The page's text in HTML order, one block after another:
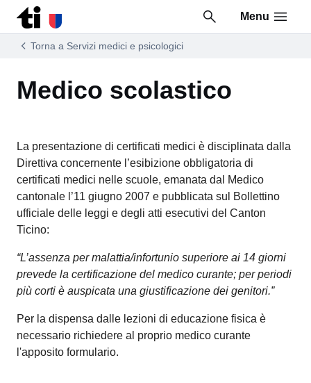
Vai al contenuto della pagina
Vai al piè di pagina
Menu
Torna a Servizi medici e psicologici
Medico scolastico
La presentazione di certificati medici è disciplinata dalla
Direttiva concernente l’esibizione obbligatoria di
certificati medici nelle scuole, emanata dal Medico
cantonale l’11 giugno 2007 e pubblicata sul Bollettino
ufficiale delle leggi e degli atti esecutivi del Canton
Ticino:
“L’assenza per malattia/infortunio superiore ai 14 giorni
prevede la certificazione del medico curante; per periodi
più corti è auspicata una giustificazione dei genitori.”
Per la dispensa dalle lezioni di educazione fisica è
necessario richiedere al proprio medico curante
l'apposito formulario.